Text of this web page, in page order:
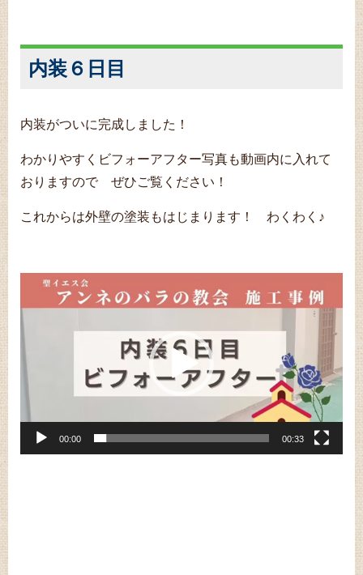
内装６日目
内装がついに完成しました！
わかりやすくビフォーアフター写真も動画内に入れて
おりますので ぜひご覧ください！
これからは外壁の塗装もはじまります！ わくわく♪
画
00:00 00:33